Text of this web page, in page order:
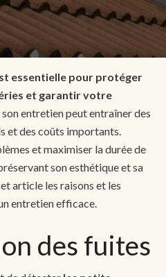
essentielle pour protéger
et garantir votre
entretien peut entraîner des
et des coûts importants.
et maximiser la durée de
son esthétique et sa
article les raisons et les
entretien efficace.
des fuites